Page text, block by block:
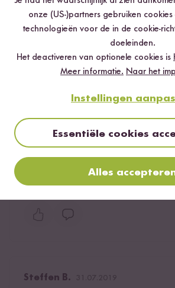
17.06.2020
Das Gewürz schmeckt sehr gut, auch
Schwiegersohn ist begeistert. Es bringt
Geschmack ins Essen.
Steffen B.
onze (US-)partners gebruiken
technologieën voor de in de cookie-
doeleinden.
Het deactiveren van optionele cookies is
Meer informatie. Naar het
Instellingen
Essentiële cookies
Alles